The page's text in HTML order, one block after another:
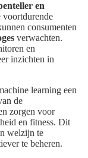
en
voortdurende
consumenten
verwachten.
en
inzichten in
learning een
de
zorgen voor
en fitness. Dit
welzijn te
te beheren.